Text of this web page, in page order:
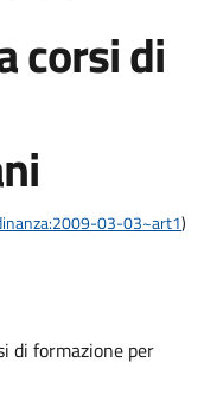
corsi di
03-03~art1)
di formazione per